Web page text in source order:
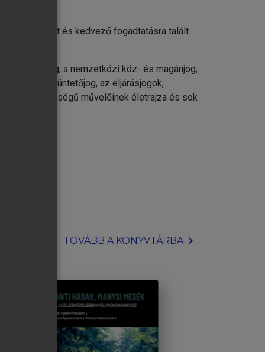
évben indult és kedvező fogadtatásra talált
a magánjog, a nemzetközi köz- és magánjog,
jog, a büntetőjog, az eljárásjogok,
jelentőségű művelőinek életrajza és sok
TOVÁBB A KÖNYVTÁRBAchevron_right